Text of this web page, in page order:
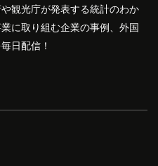
観光庁が発表する統計のわか
に取り組む企業の事例、外国
日配信！